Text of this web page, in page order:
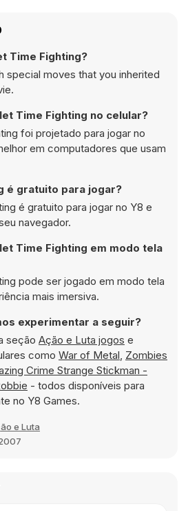
Time Fighting?
special moves that you inherited
Time Fighting no celular?
foi projetado para jogar no
em computadores que usam
é gratuito para jogar?
é gratuito para jogar no Y8 e
navegador.
Time Fighting em modo tela
pode ser jogado em modo tela
mais imersiva.
experimentar a seguir?
seção Ação e Luta jogos e
como War of Metal, Zombies
Crime Strange Stickman -
- todos disponíveis para
no Y8 Games.
e Luta